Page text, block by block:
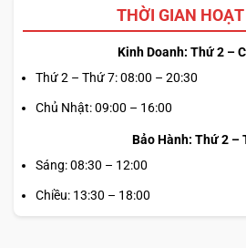
THỜI GIAN
Kinh Doanh: Thứ 2 –
Thứ 2 – Thứ 7: 08:00 – 20:30
Chủ Nhật: 09:00 – 16:00
Bảo Hành: Thứ 2 –
Sáng: 08:30 – 12:00
Chiều: 13:30 – 18:00